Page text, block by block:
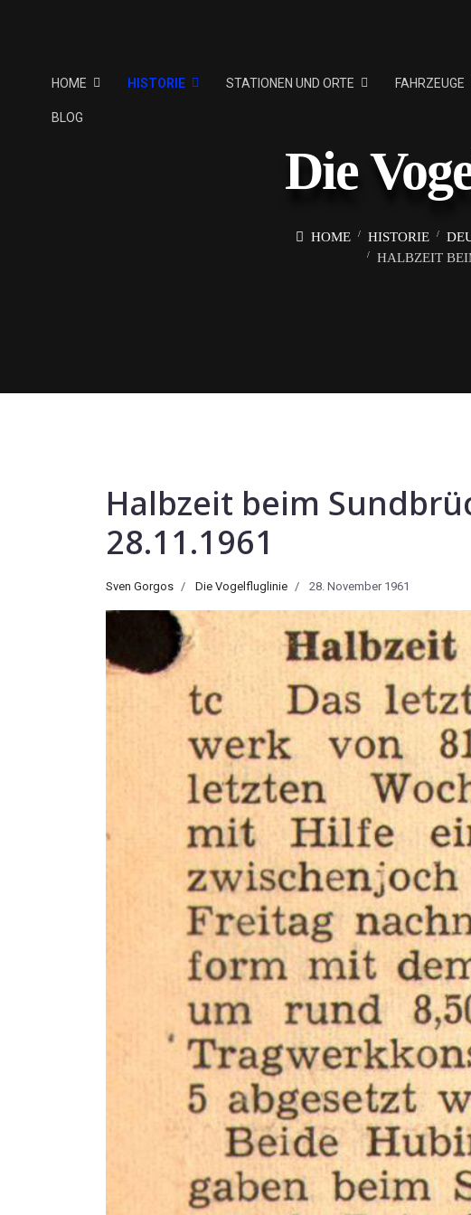
HOME HISTORIE STATIONEN UND ORTE FAHRZEUGE
BLOG
Die
HOME HISTORIE
HALBZEIT
Halbzeit beim
28.11.1961
Sven Gorgos Die Vogelfluglinie 28. November 1961